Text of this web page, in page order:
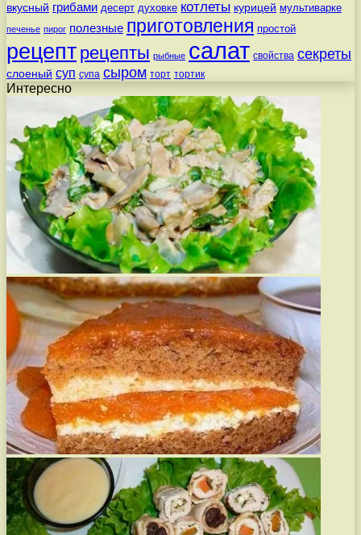
вкусный грибами десерт духовке котлеты курицей мультиварке
печенье пирог полезные приготовления простой
рецепт рецепты рыбные салат свойства секреты
слоеный суп супа сыром торт тортик
Интересно